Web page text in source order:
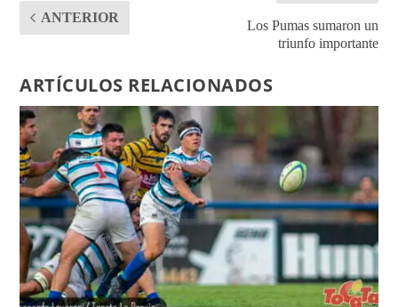
ANTERIOR
Los Pumas sumaron un
triunfo importante
ARTÍCULOS RELACIONADOS